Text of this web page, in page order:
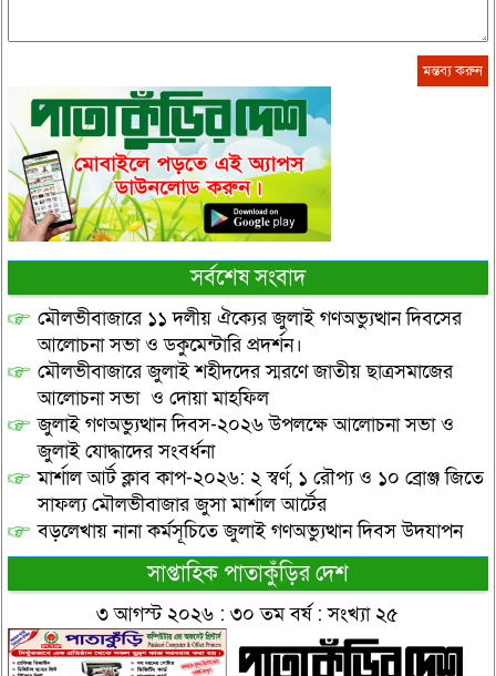
সর্বশেষ সংবাদ
মৌলভীবাজারে ১১ দলীয় ঐক্যের জুলাই গণঅভ্যুত্থান দিবসের
আলোচনা সভা ও ডকুমেন্টারি প্রদর্শন।
মৌলভীবাজারে জুলাই শহীদদের স্মরণে জাতীয় ছাত্রসমাজের
আলোচনা সভা ও দোয়া মাহফিল
জুলাই গণঅভ্যুত্থান দিবস-২০২৬ উপলক্ষে আলোচনা সভা ও
জুলাই যোদ্ধাদের সংবর্ধনা
মার্শাল আর্ট ক্লাব কাপ-২০২৬: ২ স্বর্ণ, ১ রৌপ্য ও ১০ ব্রোঞ্জ জিতে
সাফল্য মৌলভীবাজার জুসা মার্শাল আর্টের
বড়লেখায় নানা কর্মসূচিতে জুলাই গণঅভ্যুত্থান দিবস উদযাপন
সাপ্তাহিক পাতাকুঁড়ির দেশ
৩ আগস্ট ২০২৬ : ৩০ তম বর্ষ : সংখ্যা ২৫